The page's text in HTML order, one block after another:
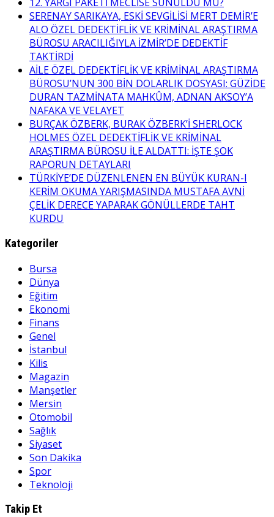
SERENAY SARIKAYA, ESKİ SEVGİLİSİ MERT DEMİR’E
ALO ÖZEL DEDEKTİFLİK VE KRİMİNAL ARAŞTIRMA
BÜROSU ARACILIĞIYLA İZMİR’DE DEDEKTİF
TAKTİRDİ
AİLE ÖZEL DEDEKTİFLİK VE KRİMİNAL ARAŞTIRMA
BÜROSU’NUN 300 BİN DOLARLIK DOSYASI: GÜZİDE
DURAN TAZMİNATA MAHKÛM, ADNAN AKSOY’A
NAFAKA VE VELAYET
BURÇAK ÖZBERK, BURAK ÖZBERK’İ SHERLOCK
HOLMES ÖZEL DEDEKTİFLİK VE KRİMİNAL
ARAŞTIRMA BÜROSU İLE ALDATTI: İŞTE ŞOK
RAPORUN DETAYLARI
TÜRKİYE’DE DÜZENLENEN EN BÜYÜK KURAN-I
KERİM OKUMA YARIŞMASINDA MUSTAFA AVNİ
ÇELİK DERECE YAPARAK GÖNÜLLERDE TAHT
KURDU
Kategoriler
Bursa
Dünya
Eğitim
Ekonomi
Finans
Genel
İstanbul
Kilis
Magazin
Manşetler
Mersin
Otomobil
Sağlık
Siyaset
Son Dakika
Spor
Teknoloji
Takip Et